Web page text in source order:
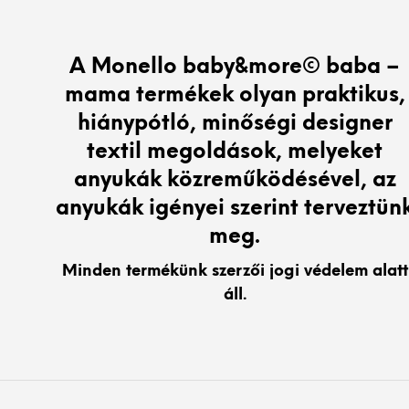
változatok
a
termékoldalon
választhatók
ki
A Monello baby&more© baba –
mama termékek olyan praktikus,
hiánypótló, minőségi designer
textil megoldások, melyeket
anyukák közreműködésével, az
anyukák igényei szerint
meg.
Minden termékünk szerzői jogi védelem alatt
áll.